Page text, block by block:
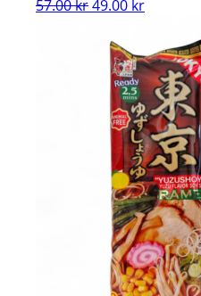
57.00krDet
priset
var:
57.00 kr.
49.00 krDet
priset
är:
49.00 kr.